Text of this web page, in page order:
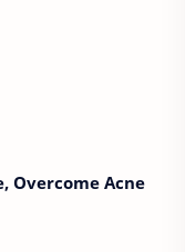
Overcome Acne